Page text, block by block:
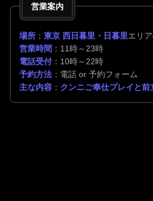
営業案内
場所 ： 東京 西日暮里・日暮里エリ
営業時間 ：11時～23時
電話受付：10時～22時
予約方法 ：電話 or 予約フォーム
主な内容 ： クンニご奉仕プレイと